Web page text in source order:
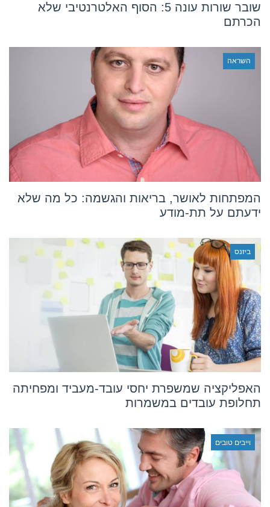
שובר שורות עונה 5: הסוף האלטרנטיבי שלא
הכרתם
השראה
המפתחות לאושר, בריאות והגשמה: כל מה שלא
ידעתם על תת-מודע
ביזנס
האפליקציה שמשפרת יחסי עובד-מעביד ומפחיתה
תחלופת עובדים במשמרות
וייבים טובים